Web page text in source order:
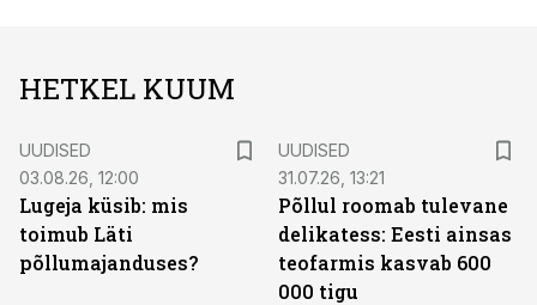
HETKEL KUUM
UUDISED
03.08.26, 12:00
Lugeja küsib: mis
toimub Läti
põllumajanduses?
UUDISED
31.07.26, 13:21
Põllul roomab tulevane
delikatess: Eesti ainsas
teofarmis kasvab 600
000 tigu